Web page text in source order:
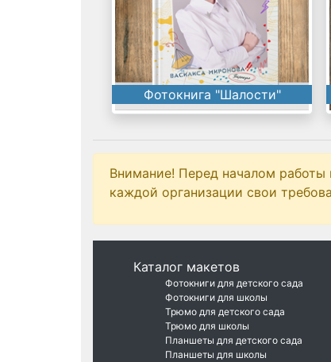
Фотокнига "Шалости"
Внимание! Перед началом
каждой организации свои
Каталог макетов
Фотокниги для детского сада
Фотокниги для школы
Трюмо для детского сада
Трюмо для школы
Планшеты для детского сада
Планшеты для школы